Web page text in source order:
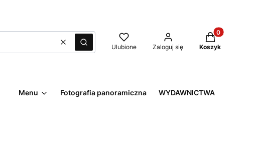
WyczyśćSzukaj Ulubione Zaloguj się
Produkty w
Koszyk
Menu Fotografia panoramiczna WYDAWNICTWA